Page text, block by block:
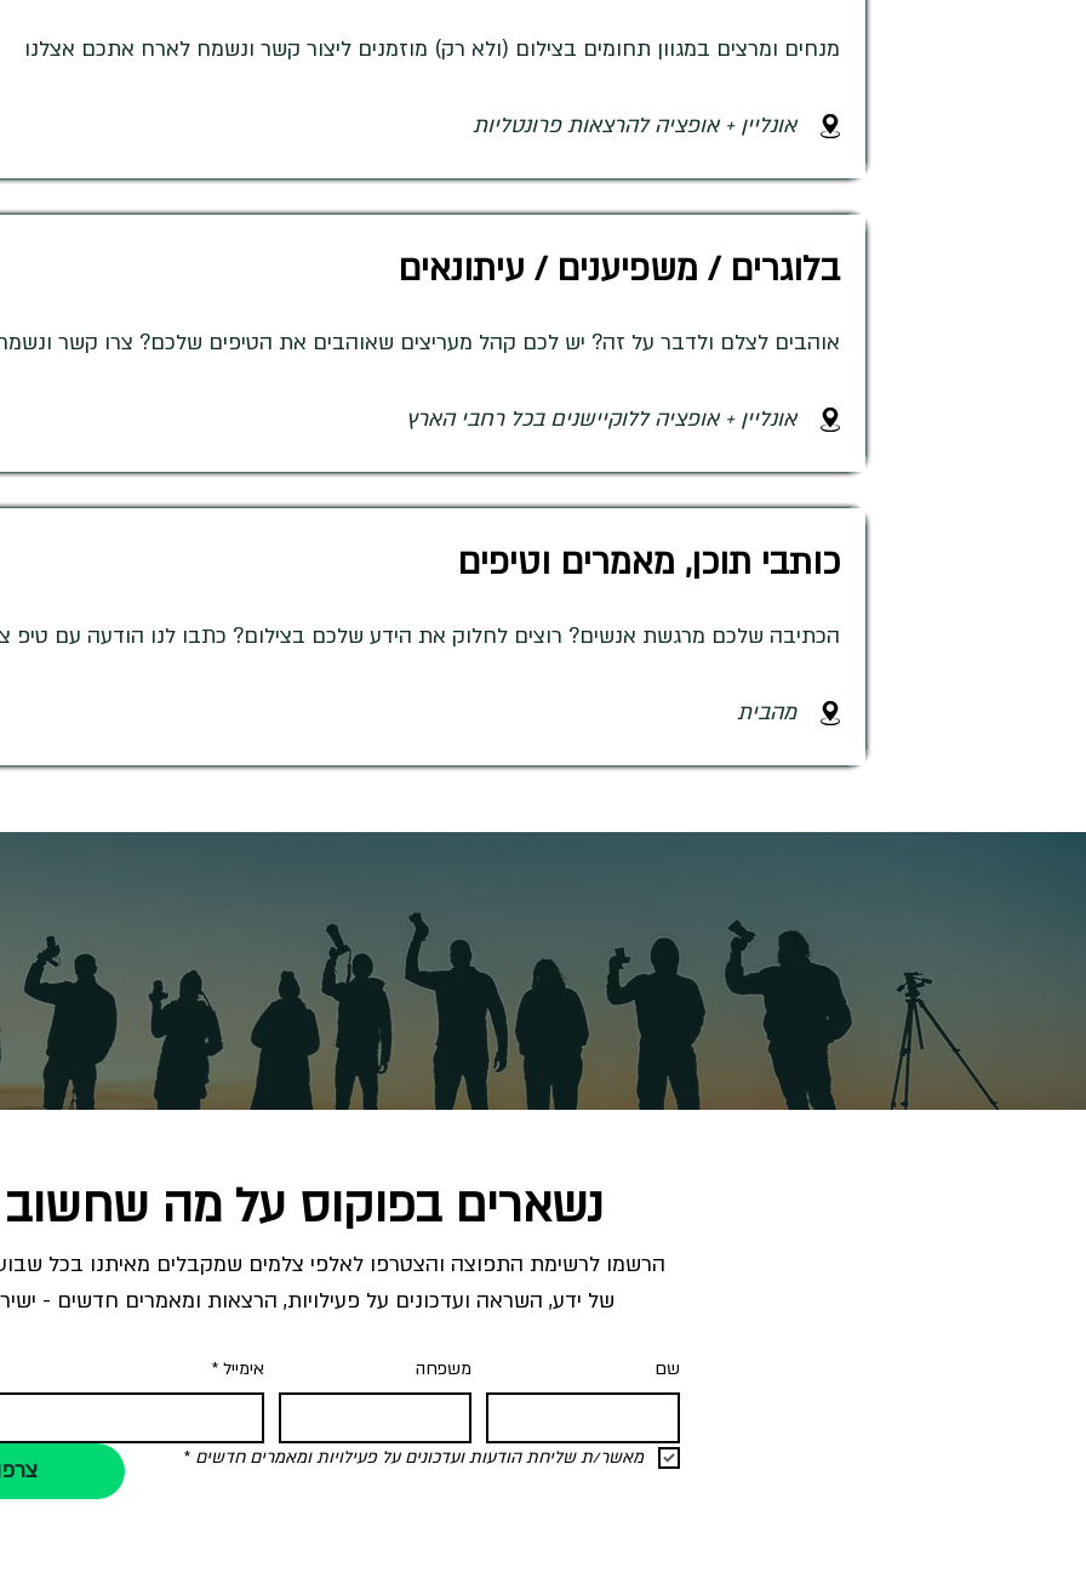
מנחים ומרצים במגוון תחומים בצילום (ולא רק) מוזמנים ליצור קשר ונשמח לארח אתכם אצלנו
אונליין + אופציה להרצאות פרונטליות
בלוגרים / משפיענים / עיתונאים
אוהבים לצלם ולדבר על זה? יש לכם קהל מעריצים שאוהבים את הטיפים שלכם? צרו קשר
אונליין + אופציה ללוקיישנים בכל רחבי הארץ
כותבי תוכן, מאמרים וטיפים
הכתיבה שלכם מרגשת אנשים? רוצים לחלוק את הידע שלכם בצילום? כתבו לנו הודעה עם טיפ
מהבית
<< הצטרפו עכשיו
נשארים בפוקוס על מה
של ידע, השראה ועדכונים על פעילויות, הרצאות ומאמרים חדשים -
שם משפחה אימייל *
מאשר/ת שליחת הודעות ועדכונים על פעילויות ומאמרים חדשים *